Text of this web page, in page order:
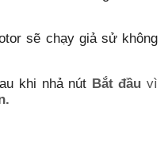
sẽ chạy giả sử không
khi nhả nút Bắt đầu vì